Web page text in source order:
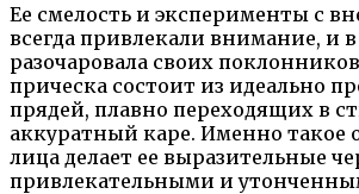
Ее смелость и эксперименты с
всегда привлекали внимание, и
разочаровала своих
прическа состоит из идеально
прядей, плавно переходящих в
аккуратный каре. Именно такое
лица делает ее выразительные
привлекательными и